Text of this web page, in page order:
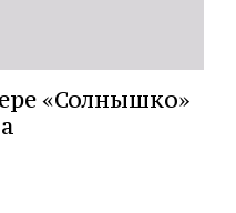
«Солнышко»